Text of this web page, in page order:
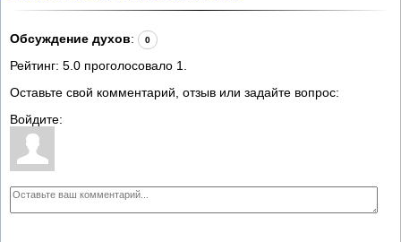
Обсуждение духов: 0
Рейтинг: 5.0 проголосовало 1
Оставьте свой комментарий, отзыв или задайте вопрос:
Войдите: